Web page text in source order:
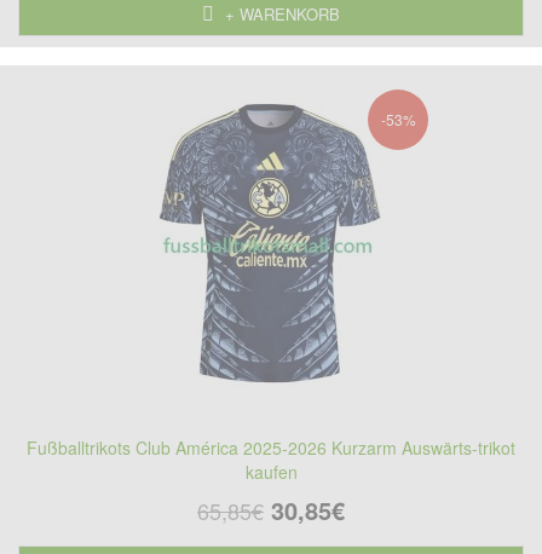
+ WARENKORB
-53%
Fußballtrikots Club América 2025-2026 Kurzarm Auswärts-trikot
kaufen
65,85€ 30,85€